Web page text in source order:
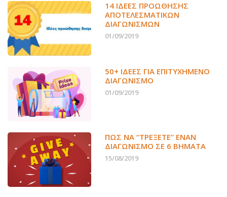
14 ΙΔΈΕΣ ΠΡΟΏΘΗΣΗΣ
ΑΠΟΤΕΛΕΣΜΑΤΙΚΏΝ
ΔΙΑΓΩΝΙΣΜΏΝ
01/09/2019
50+ ΙΔΕΕΣ ΓΙΑ ΕΠΙΤΥΧΗΜΕΝΟ
ΔΙΑΓΩΝΙΣΜΟ
01/09/2019
ΠΏΣ ΝΑ “ΤΡΈΞΕΤΕ” ΈΝΑΝ
ΔΙΑΓΩΝΙΣΜΌ ΣΕ 6 ΒΉΜΑΤΑ
15/08/2019